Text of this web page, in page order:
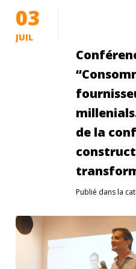
03
JUIL
de la
Publié dans la